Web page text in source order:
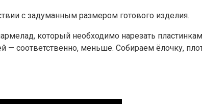
с задуманным размером готового изделия.
который необходимо нарезать
соответственно, меньше. Собираем ёлочку,